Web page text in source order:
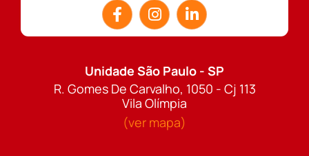
Unidade São Paulo - SP
R. Gomes De Carvalho, 1050 - Cj 113
Vila Olímpia
(ver mapa)